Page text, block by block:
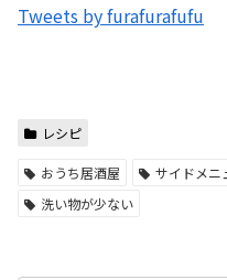
Tweets by furafurafufu
レシピ
おうち居酒屋 サイドメニ
洗い物が少ない